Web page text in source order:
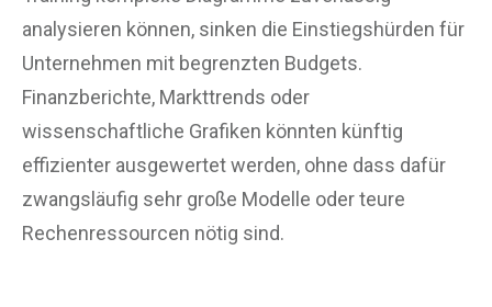
analysieren können, sinken die Einstiegshürden für
Unternehmen mit begrenzten Budgets.
Finanzberichte, Markttrends oder
wissenschaftliche Grafiken könnten künftig
effizienter ausgewertet werden, ohne dass dafür
zwangsläufig sehr große Modelle oder teure
Rechenressourcen nötig sind.